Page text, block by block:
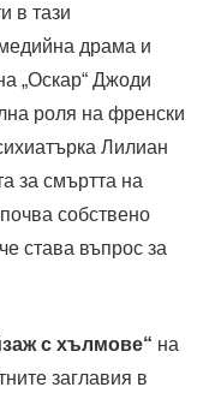
в тази
драма и
„Оскар“ Джоди
роля на френски
Лилиан
за смъртта на
собствено
става въпрос за
с хълмове“ на
заглавия в